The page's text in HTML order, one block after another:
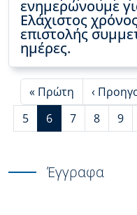
ενημερώνουμε
Ελάχιστος
επιστολής
ημέρες.
First page
« Πρώτη ‹
Page
5 Τρέχουσα σελίδα
6 Page
7 Page
8 9
Έγγραφα